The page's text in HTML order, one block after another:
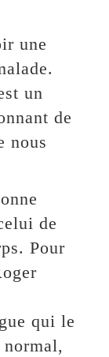
une
un
de
nous
de
Pour
qui le
normal,